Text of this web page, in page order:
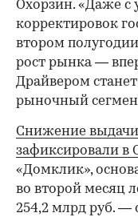
Охорзин. «Даже
корректировок
втором
рост рынка —
Драйвером
рыночный
Снижение
зафиксировали в
«Домклик»,
во второй месяц
254,2 млрд руб. —